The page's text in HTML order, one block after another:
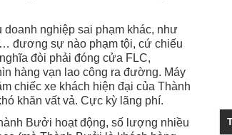
nghiệp sai phạm khác, như
đương sự nào phạm tội, cứ chiếu
đòi phải đóng cửa FLC,
hàng vạn lao công ra đường. Máy
chiếc xe khách hiện đại của Thành
khăn vất vả. Cực kỳ lãng phí.
Bưởi hoạt động, số lượng nhiều